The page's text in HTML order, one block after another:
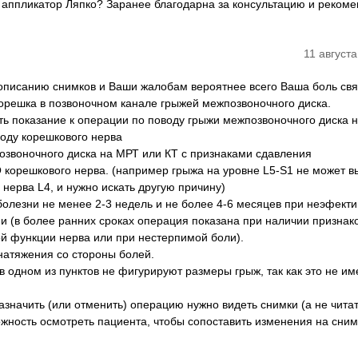
Ляпко? Заранее благодарна за консультацию и
11
снимков и Ваши жалобам вероятнее всего Ваша боль
в позвоночном канале грыжей межпозвоночного диска.
показание к операции по поводу грыжи межпозвоночного диска
корешкового нерва
диска на МРТ или КТ с признаками сдавления
нерва. (например грыжа на уровне L5-S1 не может
L4, и нужно искать другую причину)
не менее 2-3 недель и не более 4-6 месяцев при
(в более ранних сроках операция показана при наличии
функции нерва или при нестерпимой боли).
со стороны болей.
одном из пунктов не фигурируют размеры грыж, так как это не
(или отменить) операцию нужно видеть снимки (а не
осмотреть пациента, чтобы сопоставить изменения на